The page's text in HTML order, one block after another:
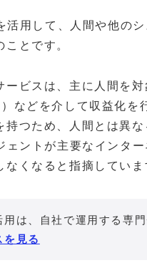
用して、人間や他の
とです。
ービスは、主に人間を
などを介して収益化を
つため、人間とは異
ントが主要なインタ
くなると指摘していま
は、自社で運用する専
を見る